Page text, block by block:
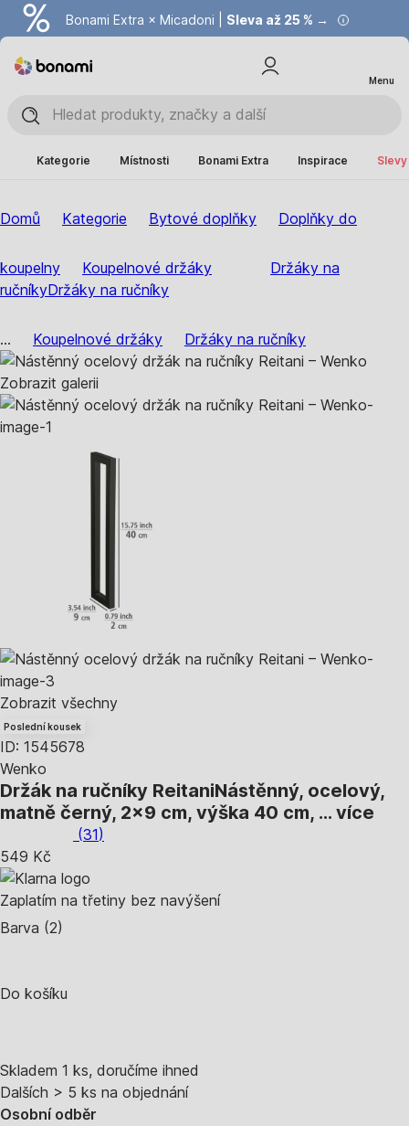
Bonami Extra × Micadoni | Sleva až 25 % →
Summer Sale | Ušetřete až 40 % →
Menu
Kategorie Místnosti Bonami Extra Inspirace
Domů Kategorie Bytové doplňky Doplňky do
koupelny Koupelnové držáky
Držáky na
ručníkyDržáky na ručníky
... Koupelnové držáky Držáky na ručníky
Zobrazit galerii
Zobrazit všechny
Poslední kousek
ID: 1545678
Wenko
Držák na ručníky ReitaniNástěnný, ocelový,
matně černý, 2x9 cm, výška 40 cm, … více
(31)
549 Kč
Zaplatím na třetiny bez navýšení
Barva (2)
Do košíku
Skladem 1 ks, doručíme ihned
Dalších > 5 ks na objednání
Osobní odběr